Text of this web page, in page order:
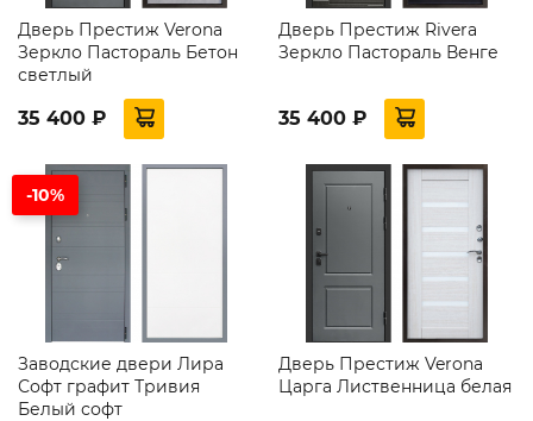
Дверь Престиж Verona
Зеркло Пастораль Бетон
светлый
35 400 ₽
Дверь Престиж Rivera
Зеркло Пастораль Венге
35 400 ₽
-10%
Заводские двери Лира
Софт графит Тривия
Белый софт
Дверь Престиж Verona
Царга Лиственница белая